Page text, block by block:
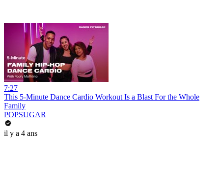
7:27
This 5-Minute Dance Cardio Workout Is a Blast For the Whole
Family
POPSUGAR
il y a 4 ans